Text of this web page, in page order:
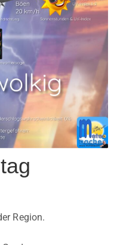
Region.